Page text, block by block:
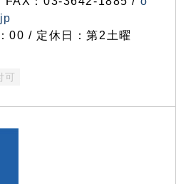
00 / 定休日：第2土曜
可